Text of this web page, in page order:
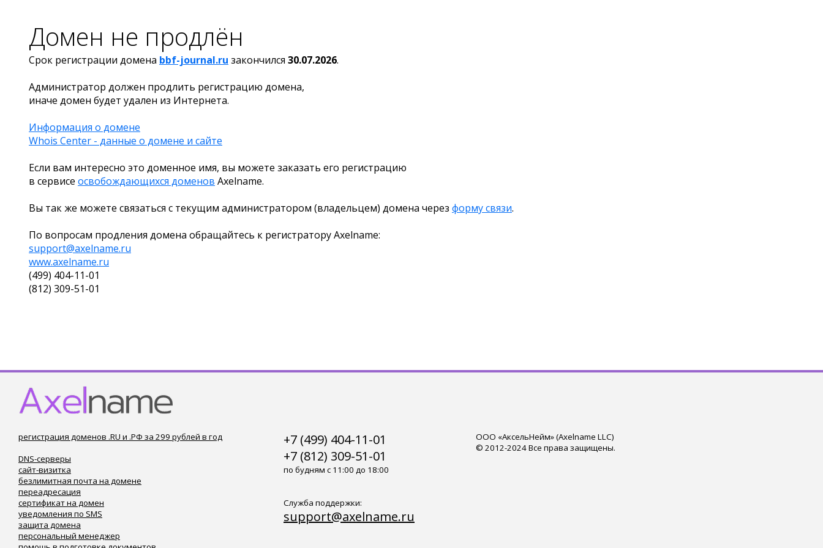
Домен не продлён
Срок регистрации домена bbf-journal.ru закончился 30.07.2026.
Администратор должен продлить регистрацию домена,
иначе домен будет удален из Интернета.
Информация о домене
Whois Center - данные о домене и сайте
Если вам интересно это доменное имя, вы можете заказать его регистрацию
в сервисе освобождающихся доменов Axelname.
Вы так же можете связаться с текущим администратором (владельцем) домена через форму связи.
По вопросам продления домена обращайтесь к регистратору Axelname:
support@axelname.ru
www.axelname.ru
(499) 404-11-01
(812) 309-51-01
регистрация доменов .RU и .РФ за 299 рублей в год
DNS-серверы
сайт-визитка
безлимитная почта на домене
переадресация
сертификат на домен
уведомления по SMS
защита домена
персональный менеджер
+7 (499) 404-11-01
+7 (812) 309-51-01
по будням с 11:00 до 18:00
Служба поддержки:
support@axelname.ru
ООО «АксельНейм» (Axelname LLC)
© 2012-2024 Все права защищены.